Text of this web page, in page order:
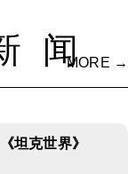
闻
MORE →
坦克世界》